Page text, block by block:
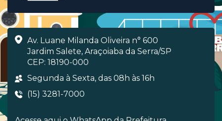
Av. Luane Milanda Oliveira n° 600
Jardim Salete, Araçoiaba da Serra/SP
CEP: 18190-000
Segunda à Sexta, das 08h às 16h
(15) 3281-7000